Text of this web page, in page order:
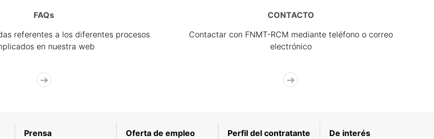
FAQs
referentes a los diferentes procesos
en nuestra web
CONTACTO
Contactar con FNMT-RCM mediante teléfono o correo
electrónico
Prensa Oferta de empleo Perfil del contratante De interés